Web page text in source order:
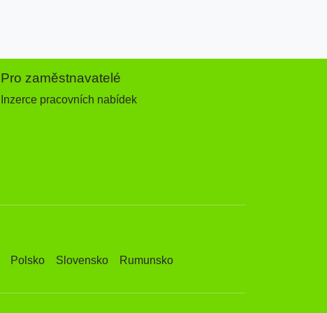
Pro zaměstnavatelé
Inzerce pracovních nabídek
Polsko Slovensko Rumunsko